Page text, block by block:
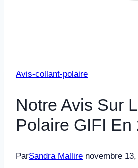
Avis-collant-polaire
Notre Avis Sur
Polaire GIFI En
ParSandra Mallire novembre 13,